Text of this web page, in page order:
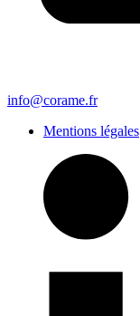
info@corame.fr
Mentions légales